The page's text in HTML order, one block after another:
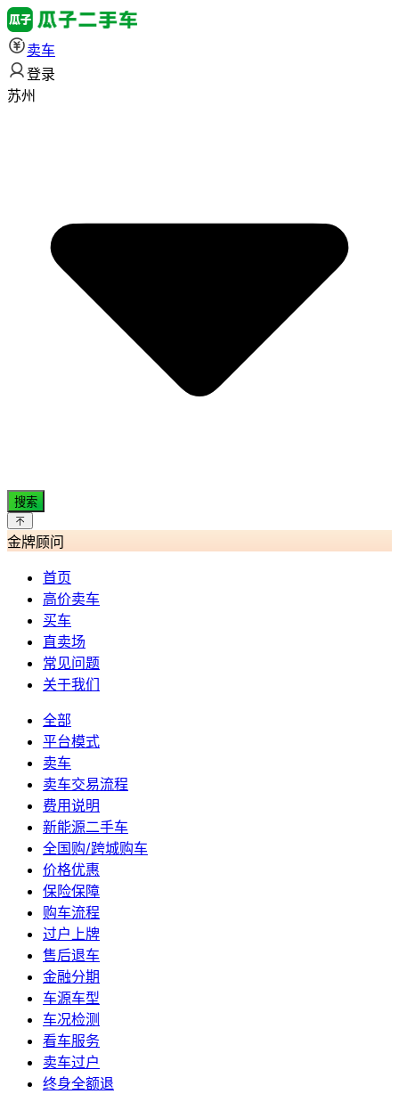
卖车
登录
苏州
搜索
金牌顾问
首页
高价卖车
买车
直卖场
常见问题
关于我们
全部
平台模式
卖车
卖车交易流程
费用说明
新能源二手车
全国购/跨城购车
价格优惠
保险保障
购车流程
过户上牌
售后退车
金融分期
车源车型
车况检测
看车服务
卖车过户
终身全额退